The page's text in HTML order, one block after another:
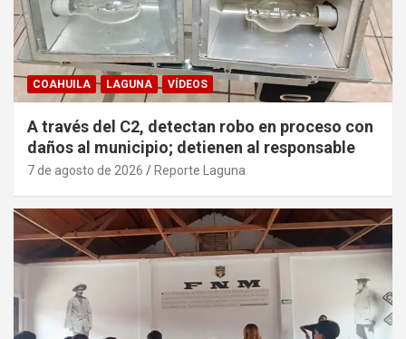
COAHUILA LAGUNA VÍDEOS
A través del C2, detectan robo en proceso con
daños al municipio; detienen al responsable
7 de agosto de 2026 Reporte Laguna